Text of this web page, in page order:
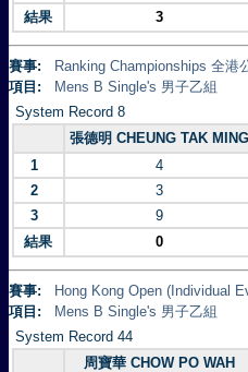
結果
3
賽事:
Ranking Championships 全港
項目:
Mens B Single's 男子乙組
System Record 8
張德明 CHEUNG TAK MING
1
4
2
3
3
9
結果
0
賽事:
Hong Kong Open (Individual
項目:
Mens B Single's 男子乙組
System Record 44
周寶華 CHOW PO WAH